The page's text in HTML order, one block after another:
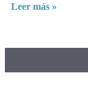
Leer más »